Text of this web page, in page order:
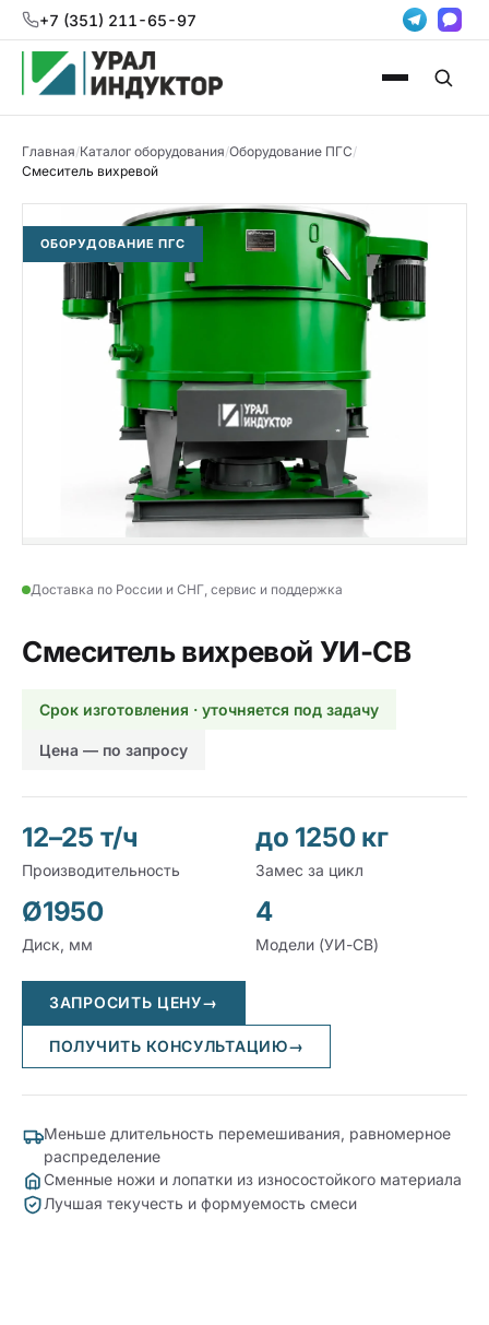
+7 (351) 211-65-97
Главная/Каталог оборудования/Оборудование ПГС/
Смеситель вихревой
ОБОРУДОВАНИЕ ПГС
Доставка по России и СНГ, сервис и поддержка
Смеситель вихревой УИ-СВ
Срок изготовления · уточняется под задачу
Цена — по запросу
12–25 т/ч
Производительность
до 1250 кг
Замес за цикл
Ø1950
Диск, мм
4
Модели (УИ-СВ)
ЗАПРОСИТЬ ЦЕНУ→
ПОЛУЧИТЬ КОНСУЛЬТАЦИЮ→
Меньше длительность перемешивания, равномерное
распределение
Сменные ножи и лопатки из износостойкого материала
Лучшая текучесть и формуемость смеси